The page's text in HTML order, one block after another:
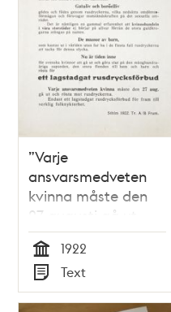
”Varje
ansvarsmedveten
kvinna måste den
27 augusti gå ut
och rösta mot
rusdryckerna” – Vita
bandet 1922
Tid
1922
Typ
Text